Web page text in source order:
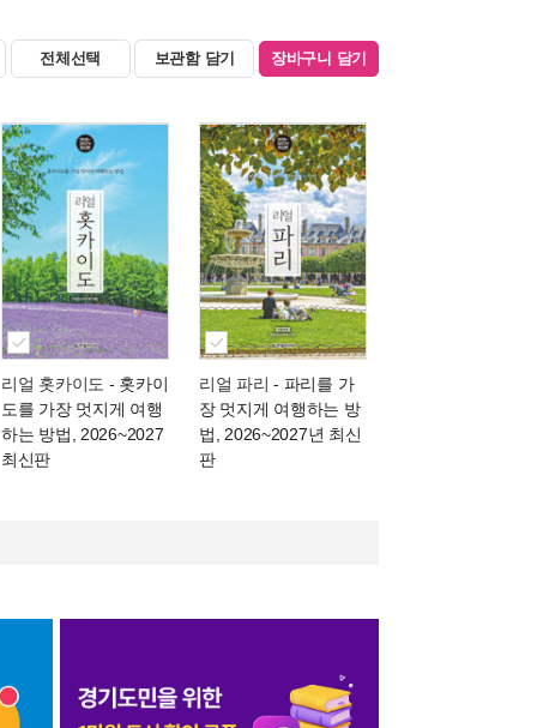
전체선택 보관함 담기 장바구니 담기
리얼 홋카이도 - 홋카이
도를 가장 멋지게 여행
하는 방법, 2026~2027
최신판
리얼 파리 - 파리를 가
장 멋지게 여행하는 방
법, 2026~2027년 최신
판